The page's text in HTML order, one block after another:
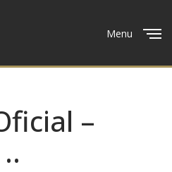
Menu
–